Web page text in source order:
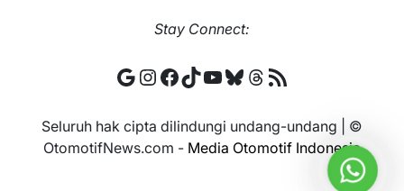
Stay Connect:
Google
Instagram
Facebook
TikTok
YouTube
Bluesky
Threads
RSS Feed
Seluruh hak cipta dilindungi undang-undang | ©
OtomotifNews.com - Media Otomotif Indonesia